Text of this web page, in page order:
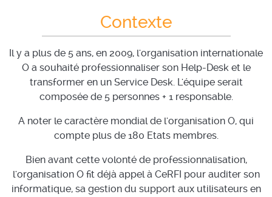
Contexte
Il y a plus de 5 ans, en 2009, l'organisation internationale
O a souhaité professionnaliser son Help-Desk et le
transformer en un Service Desk. L'équipe serait
composée de 5 personnes + 1 responsable.
A noter le caractère mondial de l'organisation O, qui
compte plus de 180 Etats membres.
Bien avant cette volonté de professionnalisation,
l'organisation O fit déjà appel à CeRFI pour auditer son
informatique, sa gestion du support aux utilisateurs en